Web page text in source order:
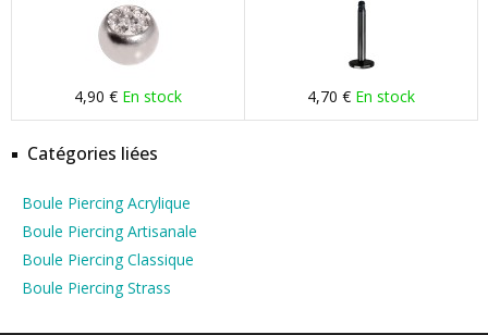
4,90 € En stock 4,70 € En stock
Catégories liées
Boule Piercing Acrylique
Boule Piercing Artisanale
Boule Piercing Classique
Boule Piercing Strass